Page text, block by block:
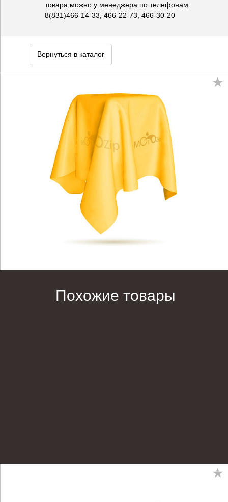
товара можно у менеджера по телефонам
8(831)466-14-33, 466-22-73, 466-30-20
Вернуться в каталог
Похожие товары